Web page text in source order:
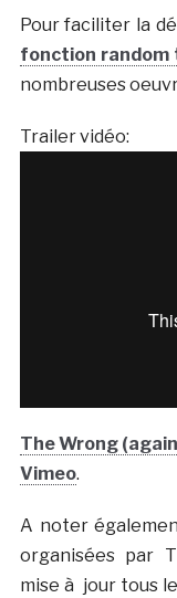
Pour faciliter la
fonction random
nombreuses
Trailer vidéo:
The Wrong
Vimeo.
A noter
organisées par
mise à jour tous